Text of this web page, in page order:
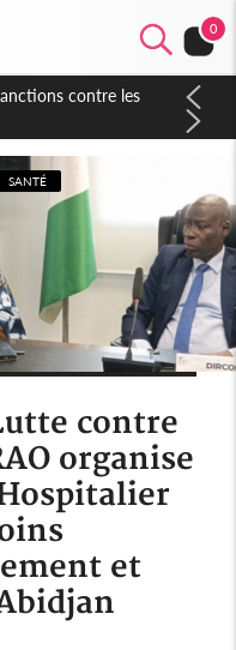
0
Alassane
et les grands
forte et plus prospère
SANTÉ
contre
organise
et